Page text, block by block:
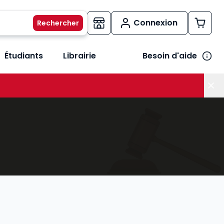
Connexion
métiers
le sous-menu Vos besoins
Étudiants Librairie Besoin d'aide